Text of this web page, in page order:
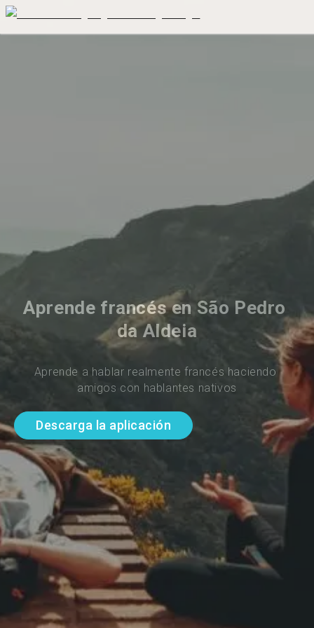
Aprende francés en São Pedro
da Aldeia
Aprende a hablar realmente francés haciendo
amigos con hablantes nativos
Descarga la aplicación